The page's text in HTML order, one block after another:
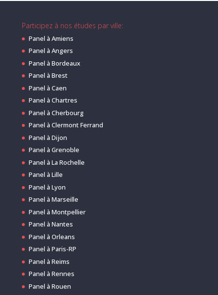
Participez à nos études par ville:
Panel à Amiens
Panel à Angers
Panel à Bordeaux
Panel à Brest
Panel à Caen
Panel à Chartres
Panel à Cherbourg
Panel à Clermont Ferrand
Panel à Dijon
Panel à Grenoble
Panel à La Rochelle
Panel à Lille
Panel à Lyon
Panel à Marseille
Panel à Montpellier
Panel à Nantes
Panel à Orleans
Panel à Paris-RP
Panel à Reims
Panel à Rennes
Panel à Rouen